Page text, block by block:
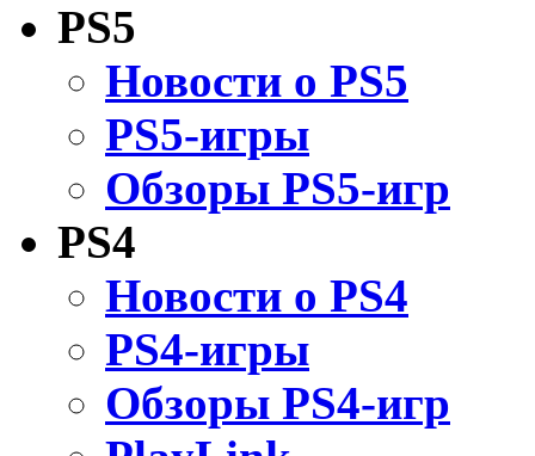
PS5
Новости о PS5
PS5-игры
Обзоры PS5-игр
PS4
Новости о PS4
PS4-игры
Обзоры PS4-игр